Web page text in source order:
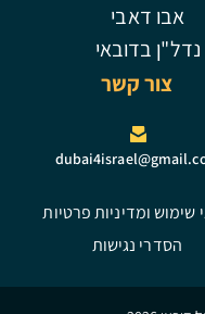
אבו דאבי
נדל"ן בדובאי
צור קשר
שימוש ומדיניות פרטיות
הסדרי נגישות